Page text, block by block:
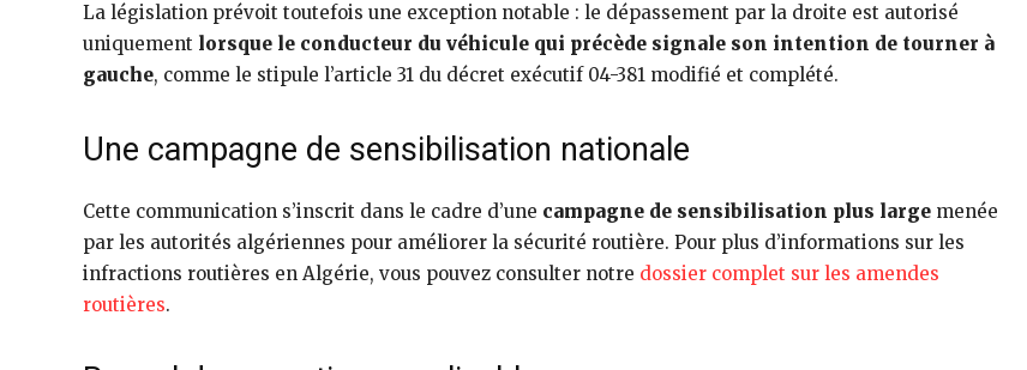
La législation prévoit toutefois une exception notable : le dépassement par la droite est autorisé
uniquement lorsque le conducteur du véhicule qui précède signale son intention de tourner à
gauche, comme le stipule l’article 31 du décret exécutif 04-381 modifié et complété.
Une campagne de sensibilisation nationale
Cette communication s’inscrit dans le cadre d’une campagne de sensibilisation plus large menée
par les autorités algériennes pour améliorer la sécurité routière. Pour plus d’informations sur les
infractions routières en Algérie, vous pouvez consulter notre dossier complet sur les amendes
routières.